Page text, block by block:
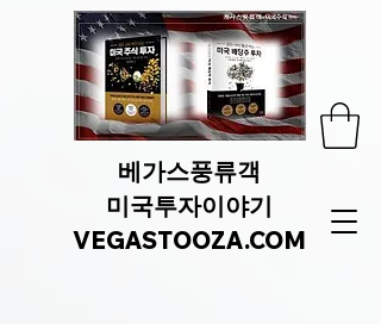
베가스풍류객
미국투자이야기
VEGASTOOZA.COM